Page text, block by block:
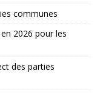
communes
2026 pour les
des parties